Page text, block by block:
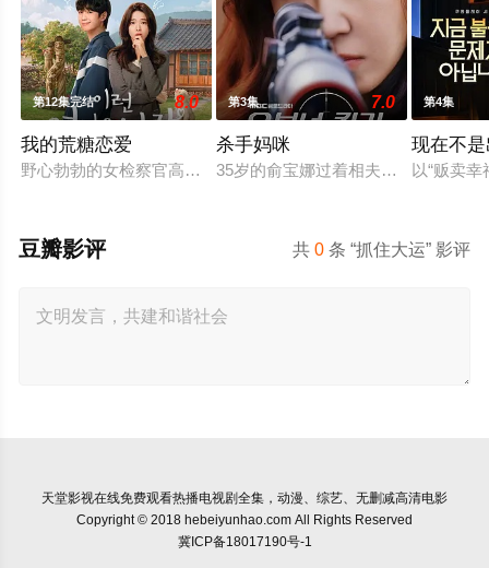
第12集完结 8.0
我的荒糖恋爱
野心勃勃的女检察官高恩世（贺营 饰）意外失忆，住进拳击教
第3集 7.0
杀手妈咪
35岁的俞宝娜过着相夫教子的普通生
第4集
现在不
以“贩卖
共0 条 “抓住大运” 影评
豆瓣影评
天堂影视在线免费观看热播电视剧全集，动漫、综艺、无删减高清电影
Copyright © 2018 hebeiyunhao.com All Rights Reserved
冀ICP备18017190号-1